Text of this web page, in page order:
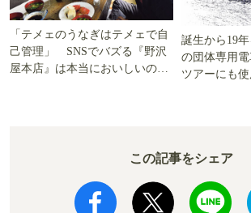
「テメェのうなぎはテメェで自
己管理」 SNSでバズる『野沢
屋本店』は本当においしいの
誕生から19
の団体専用
ツアーにも使
この記事をシェア